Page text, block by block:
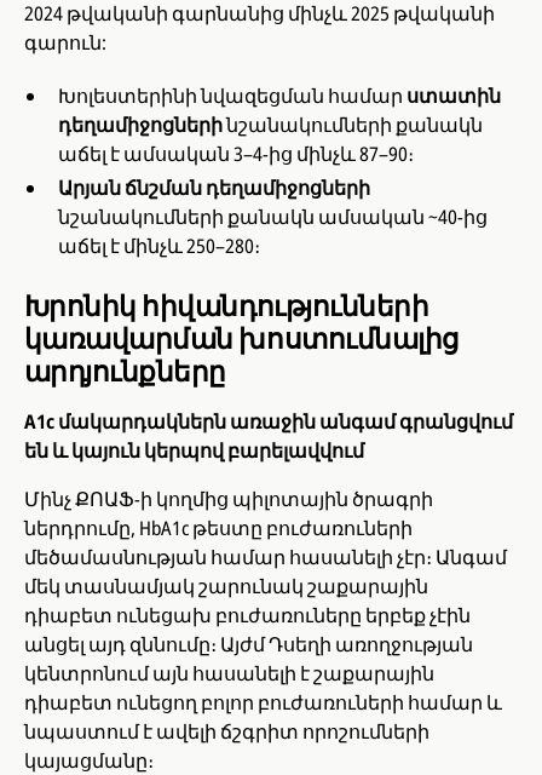
2024 թվականի գարնանից մինչև 2025 թվականի
գարուն:
Խոլեստերինի նվազեցման համար ստատին
դեղամիջոցներինշանակումների քանակն
աճել է ամսական 3–4-ից մինչև 87–90։
Արյան ճնշման դեղամիջոցների
նշանակումների քանակն ամսական ~40-ից
աճել է մինչև 250–280։
Խրոնիկ հիվանդությունների
կառավարման խոստումնալից
արդյունքները
A1c մակարդակներն առաջին անգամ գրանցվում
են և կայուն կերպով բարելավվում
Մինչ ՔՈԱՖ-ի կողմից պիլոտային ծրագրի
ներդրումը, HbA1c թեստը բուժառուների
մեծամասնության համար հասանելի չէր։ Անգամ
մեկ տասնամյակ շարունակ շաքարային
դիաբետ ունեցախ բուժառուները երբեք չէին
անցել այդ զննումը։ Այժմ Դսեղի առողջության
կենտրոնում այն հասանելի է շաքարային
դիաբետ ունեցող բոլոր բուժառուների համար և
նպաստում է ավելի ճշգրիտ որոշումների
կայացմանը։